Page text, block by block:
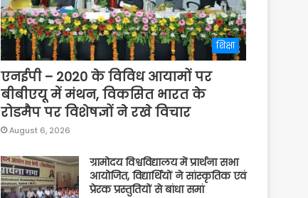
शिक्षा
एनईपी – 2020 के विविध आयामों पर
बीबीएयू में मंथन, विकसित भारत के
रोडमैप पर विशेषज्ञों ने रखे विचार
August 6, 2026
ग्रामोदय विश्वविद्यालय में प्रार्थना सभा
आयोजित, विद्यार्थियों ने सांस्कृतिक एवं
प्रेरक प्रस्तुतियों से बांधा समां